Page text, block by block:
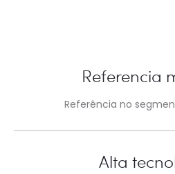
Referencia
Referência no
Alta